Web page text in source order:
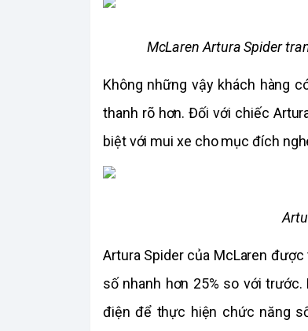
McLaren Artura Spider
Không những vậy khách hàng
thanh rõ hơn. Đối với chiếc
biệt với mui xe cho mục đích
Artura Spider của McLaren
số nhanh hơn 25% so với
điện để thực hiện chức năng